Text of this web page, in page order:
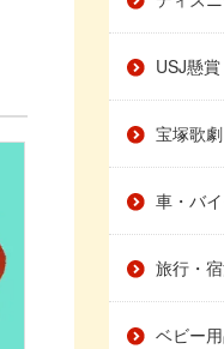
USJ懸賞
宝塚歌劇
車・バ
旅行・
ベビー